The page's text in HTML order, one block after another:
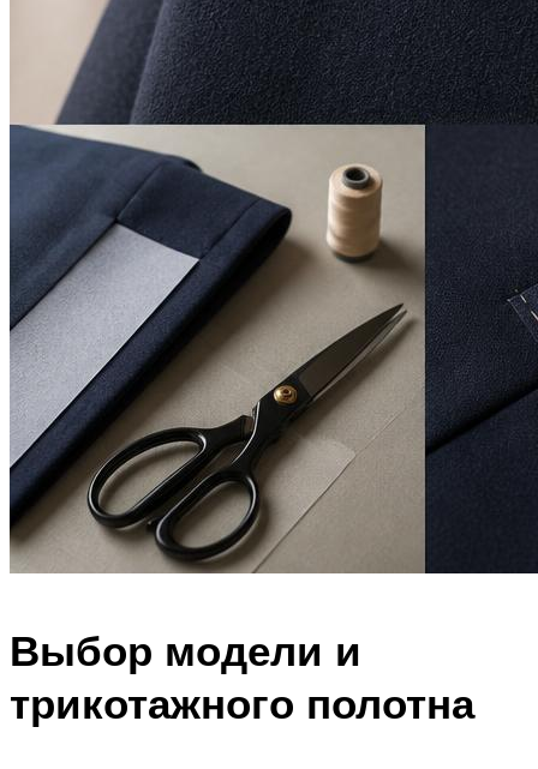
Выбор модели и
трикотажного полотна